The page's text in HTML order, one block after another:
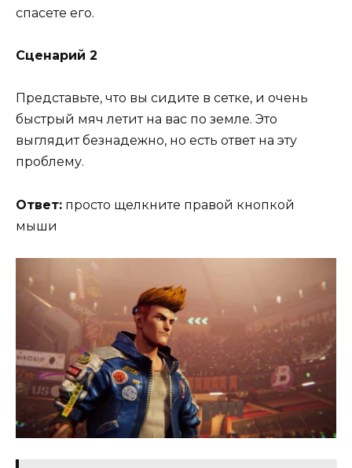
спасете его.
Сценарий 2
Представьте, что вы сидите в сетке, и очень
быстрый мяч летит на вас по земле. Это
выглядит безнадежно, но есть ответ на эту
проблему.
Ответ: просто щелкните правой кнопкой
мыши